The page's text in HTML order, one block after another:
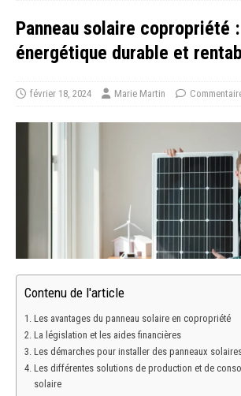
Panneau solaire copropriété
énergétique durable et
février 18, 2024 Marie Martin
Contenu de l'article
Les avantages du panneau solaire en copropriété
La législation et les aides financières
Les démarches pour installer des panneaux
Les différentes solutions de production et de
solaire